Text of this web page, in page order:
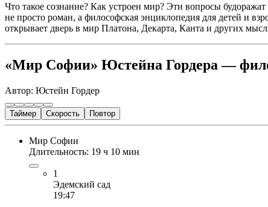
Что такое сознание? Как устроен мир? Эти вопросы
не просто роман, а философская энциклопедия для детей и
открывает дверь в мир Платона, Декарта, Канта и других
«Мир Софии» Юстейна Гордера —
Автор: Юстейн Гордер
Таймер Скорость Повтор
Мир Софии
Длительность: 19 ч 10 мин
1
Эдемский сад
19:47